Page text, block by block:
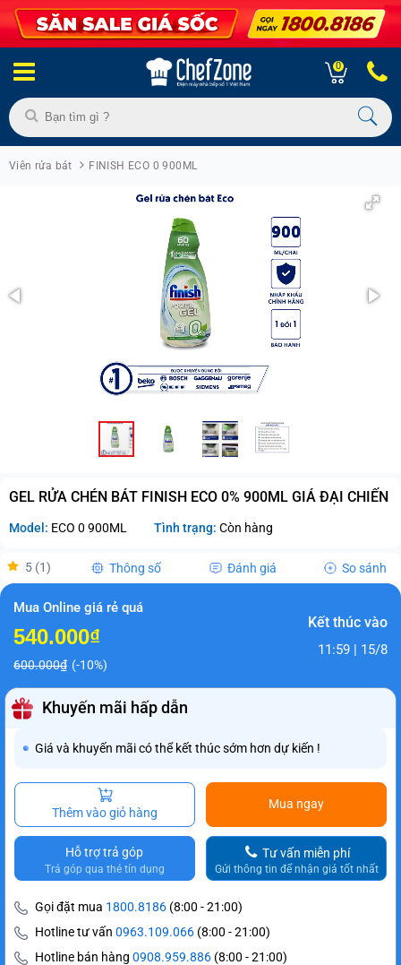
0
Viên rửa bát FINISH ECO 0 900ML
GEL RỬA CHÉN BÁT FINISH ECO 0% 900ML GIÁ ĐẠI CHIẾN
Model: ECO 0 900ML Tình trạng: Còn hàng
5 (1) Thông số Đánh giá So sánh
Mua Online giá rẻ quá
540.000₫
600.000₫ (-10%)
Kết thúc vào
11:59 | 15/8
Khuyến mãi hấp dẫn
Giá và khuyến mãi có thể kết thúc sớm hơn dự kiến !
Thêm vào giỏ hàng
Mua ngay
Hỗ trợ trả góp
Trả góp qua thẻ tín dụng
Tư vấn miễn phí
Gửi thông tin để nhận giá tốt nhất
Gọi đặt mua 1800.8186 (8:00 - 21:00)
Hotline tư vấn 0963.109.066 (8:00 - 21:00)
Hotline bán hàng 0908.959.886 (8:00 - 21:00)